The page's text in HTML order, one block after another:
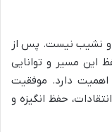
و نشیب نیست. پس از
این مسیر و توانایی
اهمیت دارد. موفقیت
حفظ انگیزه و